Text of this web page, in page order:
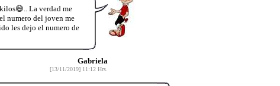
La verdad me
numero del joven me
les dejo el numero de
Gabriela
[13/11/2019] 11:12 Hrs.